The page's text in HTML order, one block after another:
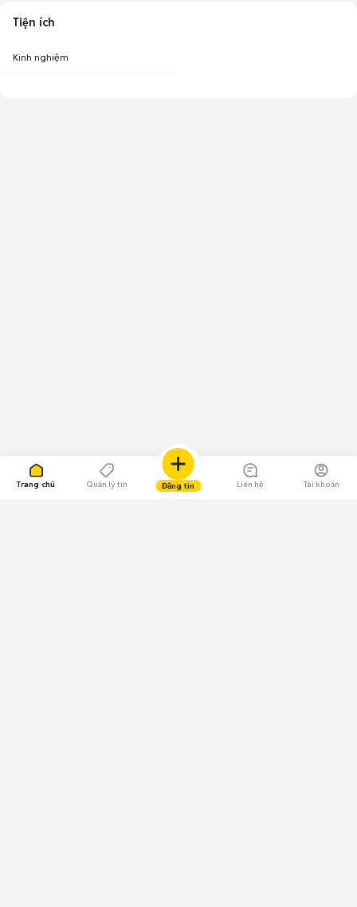
Trang chủ Quản lý tin Đăng tin Liên hệ Tài khoản
Tiện ích
Kinh nghiệm